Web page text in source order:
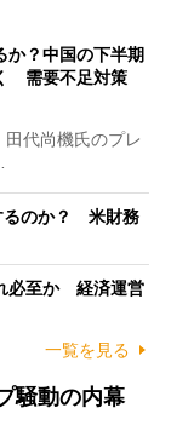
か？中国の下半期
需要不足対策
代尚機氏のプレ
るのか？ 米財務
必至か 経済運営
一覧を見る
騒動の内幕